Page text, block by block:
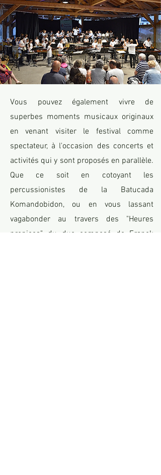
Vous pouvez également vivre de
superbes moments musicaux originaux
en venant visiter le festival comme
spectateur, à l'occasion des concerts et
activités qui y sont proposés en parallèle.
Que ce soit en cotoyant les
percussionistes de la Batucada
Komandobidon, ou en vous lassant
vagabonder au travers des "Heures
propices", du duo composé de Franck